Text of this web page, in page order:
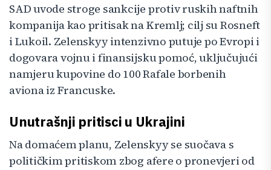
SAD uvode stroge sankcije protiv ruskih naftnih
kompanija kao pritisak na Kremlj; cilj su Rosneft
i Lukoil. Zelenskyy intenzivno putuje po Evropi i
dogovara vojnu i finansijsku pomoć, uključujući
namjeru kupovine do 100 Rafale borbenih
aviona iz Francuske.
Unutrašnji pritisci u Ukrajini
Na domaćem planu, Zelenskyy se suočava s
političkim pritiskom zbog afere o pronevjeri od